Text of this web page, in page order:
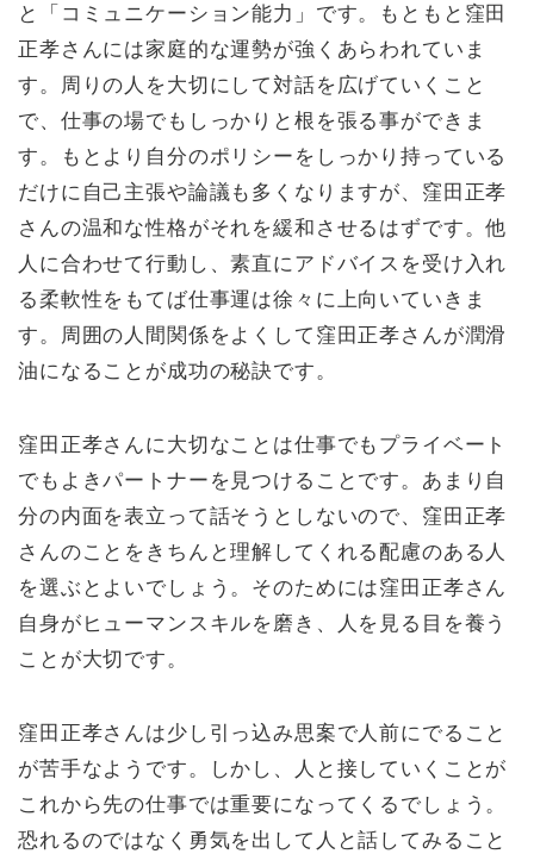
と「コミュニケーション能力」です。もともと窪田
正孝さんには家庭的な運勢が強くあらわれていま
す。周りの人を大切にして対話を広げていくこと
で、仕事の場でもしっかりと根を張る事ができま
す。もとより自分のポリシーをしっかり持っている
だけに自己主張や論議も多くなりますが、窪田正孝
さんの温和な性格がそれを緩和させるはずです。他
人に合わせて行動し、素直にアドバイスを受け入れ
る柔軟性をもてば仕事運は徐々に上向いていきま
す。周囲の人間関係をよくして窪田正孝さんが潤滑
油になることが成功の秘訣です。
窪田正孝さんに大切なことは仕事でもプライベート
でもよきパートナーを見つけることです。あまり自
分の内面を表立って話そうとしないので、窪田正孝
さんのことをきちんと理解してくれる配慮のある人
を選ぶとよいでしょう。そのためには窪田正孝さん
自身がヒューマンスキルを磨き、人を見る目を養う
ことが大切です。
窪田正孝さんは少し引っ込み思案で人前にでること
が苦手なようです。しかし、人と接していくことが
これから先の仕事では重要になってくるでしょう。
恐れるのではなく勇気を出して人と話してみること